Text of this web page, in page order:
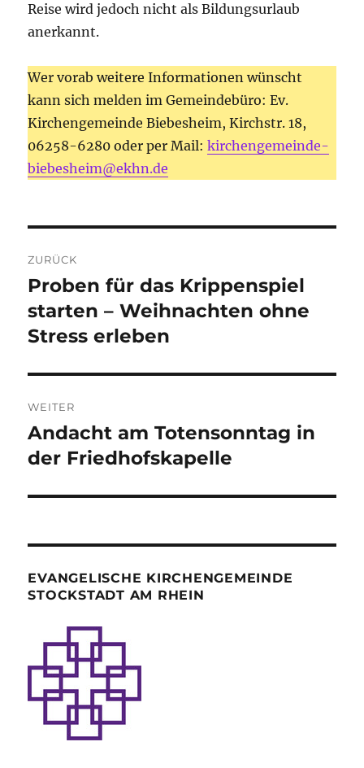
Reise wird jedoch nicht als Bildungsurlaub
anerkannt.
Wer vorab weitere Informationen wünscht
kann sich melden im Gemeindebüro: Ev.
Kirchengemeinde Biebesheim, Kirchstr. 18,
06258-6280 oder per Mail:kirchengemeinde-
biebesheim@ekhn.de
ZURÜCK
Vorheriger
Beitrag:
Proben für das Krippenspiel
starten – Weihnachten ohne
Stress erleben
WEITER
Nächster
Beitrag:
Andacht am Totensonntag in
der Friedhofskapelle
EVANGELISCHE KIRCHENGEMEINDE
STOCKSTADT AM RHEIN